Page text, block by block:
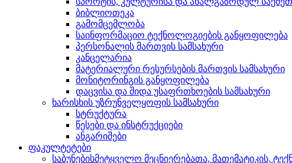
ბიბლიოთეკა
გამომცემლობა
საინფორმაციო ტექნოლოგიების განყოფილება
პერსონალის მართვის სამსახური
კანცელარია
მატერიალური რესურსების მართვის სამსახური
მონიტორინგის განყოფილება
დაცვისა და შიდა უსაფრთხოების სამსახური
ხარისხის უზრუნველყოფის სამსახური
სტრუქტურა
წესები და ინსტრუქციები
ანგარიშები
ფაკულტეტები
საბუნებისმეტყველო მეცნიერებათა, მათემატიკის,